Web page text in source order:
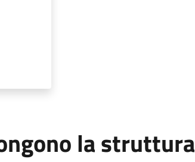
la struttura